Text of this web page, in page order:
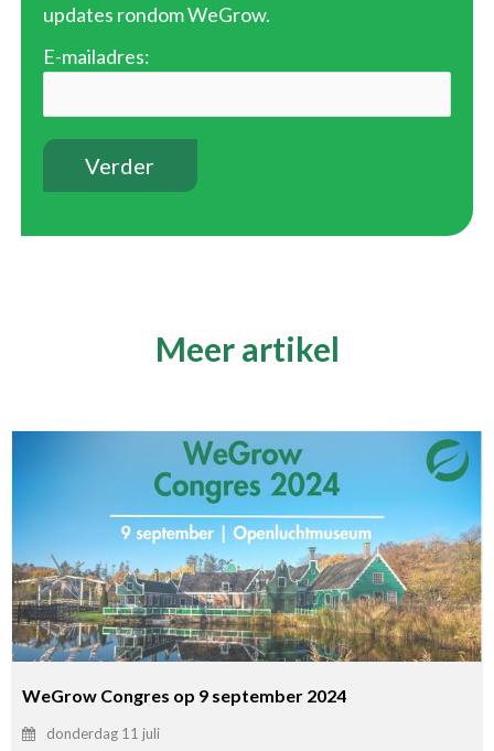
updates rondom WeGrow.
E-mailadres:
Meer artikel
WeGrow Congres op 9 september 2024
donderdag 11 juli